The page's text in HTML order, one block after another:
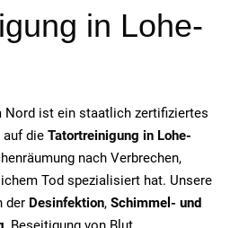
in Lohe-
Nord ist ein staatlich zertifiziertes
auf die Tatortreinigung in Lohe-
nach Verbrechen,
Tod spezialisiert hat. Unsere
der Desinfektion, Schimmel- und